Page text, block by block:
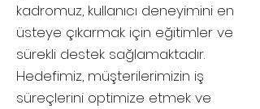
kadromuz, kullanıcı deneyimini en
üsteye çıkarmak için eğitimler ve
sürekli destek sağlamaktadır.
Hedefimiz, müşterilerimizin iş
süreçlerini optimize etmek ve